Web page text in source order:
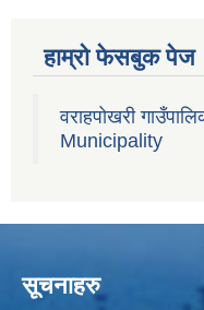
हाम्रो फेसबुक पेज
वराहपोखरी
Municipality
सूचनाहरु